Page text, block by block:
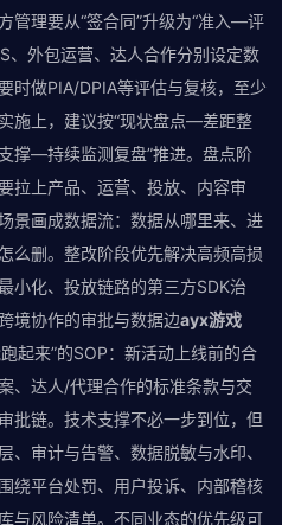
管理要从“签合同”升级为“准入—评
外包运营、达人合作分别设定数
时做PIA/DPIA等评估与复核，至少
施上，建议按“现状盘点—差距整
撑—持续监测复盘”推进。盘点阶
拉上产品、运营、投放、内容审
景画成数据流：数据从哪里来、进
么删。整改阶段优先解决高频高损
小化、投放链路的第三方SDK治
境协作的审批与数据边ayx游戏
起来”的SOP：新活动上线前的合
、达人/代理合作的标准条款与交
批链。技术支撑不必一步到位，但
、审计与告警、数据脱敏与水印、
绕平台处罚、用户投诉、内部稽核
与风险清单。不同业态的优先级可